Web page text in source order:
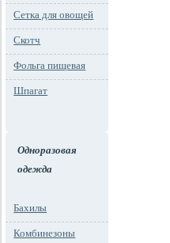
Сетка для овощей
Скотч
Фольга пищевая
Шпагат
Одноразовая
одежда
Бахилы
Комбинезоны